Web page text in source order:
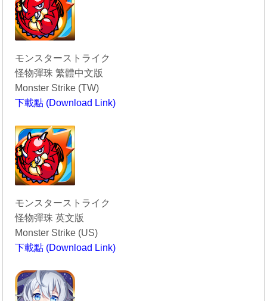
モンスターストライク
怪物彈珠 繁體中文版
Monster Strike (TW)
下載點 (Download Link)
モンスターストライク
怪物彈珠 英文版
Monster Strike (US)
下載點 (Download Link)